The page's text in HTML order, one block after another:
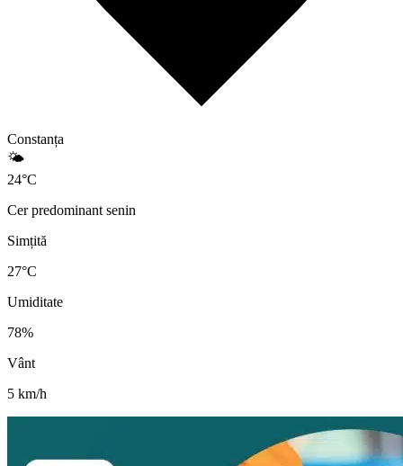
Constanța
🌤️
24°C
Cer predominant senin
Simțită
27°C
Umiditate
78%
Vânt
5 km/h